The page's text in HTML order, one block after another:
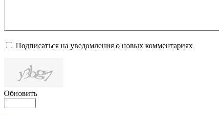
Подписаться на уведомления о новых комментариях
Обновить